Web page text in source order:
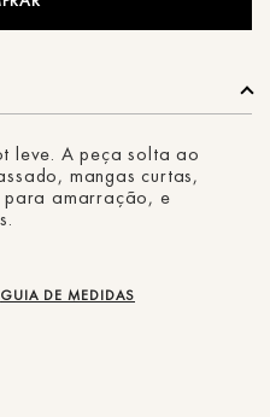
leve. A peça solta ao
mangas curtas,
para amarração, e
GUIA DE MEDIDAS